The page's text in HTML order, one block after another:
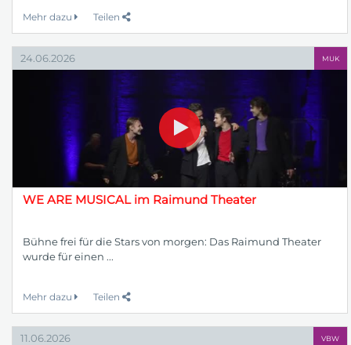
Mehr dazu Teilen
24.06.2026 MUK
WE ARE MUSICAL im Raimund Theater
Bühne frei für die Stars von morgen: Das Raimund Theater
wurde für einen ...
Mehr dazu Teilen
11.06.2026 VBW